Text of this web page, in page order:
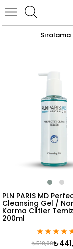
Anasayfa Cilt
Sıralama
PLN PARIS MD
Cleansing Gel /
Karma Ciltler
200ml
★★★★
₺519,00